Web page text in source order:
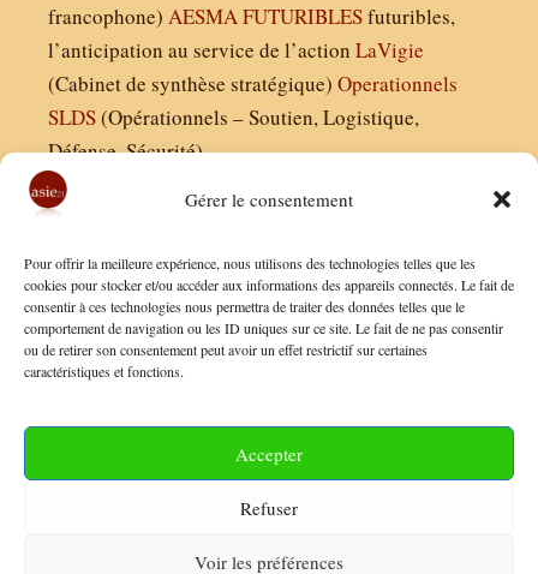
Gérer le consentement
Pour offrir la meilleure expérience, nous utilisons des technologies telles que les
cookies pour stocker et/ou accéder aux informations des appareils connectés. Le fait de
consentir à ces technologies nous permettra de traiter des données telles que le
comportement de navigation ou les ID uniques sur ce site. Le fait de ne pas consentir
ou de retirer son consentement peut avoir un effet restrictif sur certaines
caractéristiques et fonctions.
Accepter
Refuser
Voir les préférences
francophone) AESMAFUTURIBLESfuturibles,
l’anticipation au service de l’action LaVigie
(Cabinet de synthèse stratégique) Operationnels
SLDS(Opérationnels – Soutien, Logistique,
Défense, Sécurité)
Finaldées EURL
Siège social : 13 avenue Boudon, 75016, Paris
Nous contacter
Conditions Générales de Vente
Politique de Confidentialité